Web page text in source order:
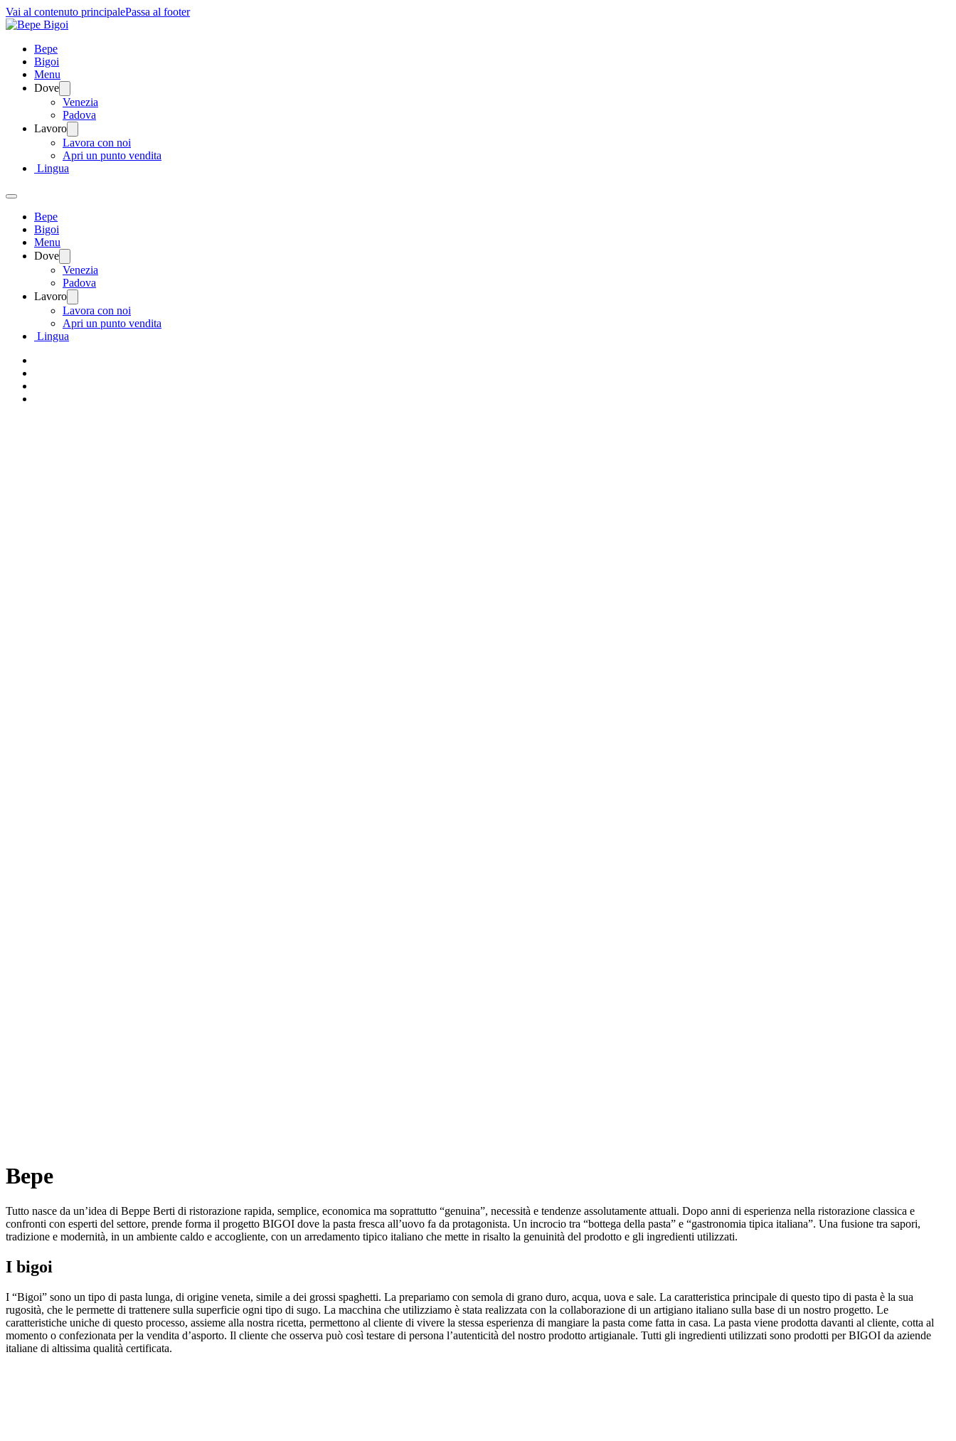
Vai al contenuto principalePassa al footer
Bepe
Bigoi
Menu
Dove
Venezia
Padova
Lavoro
Lavora con noi
Apri un punto vendita
Lingua
Bepe
Bigoi
Menu
Dove
Venezia
Padova
Lavoro
Lavora con noi
Apri un punto vendita
Lingua
Bepe
Tutto nasce da un’idea di Beppe Berti di ristorazione rapida, semplice, economica ma soprattutto “genuina”, necessità e tendenze assolutamente attuali. Dopo anni di esperienza nella ristorazione classica e
confronti con esperti del settore, prende forma il progetto BIGOI dove la pasta fresca all’uovo fa da protagonista. Un incrocio tra “bottega della pasta” e “gastronomia tipica italiana”. Una fusione tra sapori,
tradizione e modernità, in un ambiente caldo e accogliente, con un arredamento tipico italiano che mette in risalto la genuinità del prodotto e gli ingredienti utilizzati.
I bigoi
I “Bigoi” sono un tipo di pasta lunga, di origine veneta, simile a dei grossi spaghetti. La prepariamo con semola di grano duro, acqua, uova e sale. La caratteristica principale di questo tipo di pasta è la sua
rugosità, che le permette di trattenere sulla superficie ogni tipo di sugo. La macchina che utilizziamo è stata realizzata con la collaborazione di un artigiano italiano sulla base di un nostro progetto. Le
caratteristiche uniche di questo processo, assieme alla nostra ricetta, permettono al cliente di vivere la stessa esperienza di mangiare la pasta come fatta in casa. La pasta viene prodotta davanti al cliente, cotta al
momento o confezionata per la vendita d’asporto. Il cliente che osserva può così testare di persona l’autenticità del nostro prodotto artigianale. Tutti gli ingredienti utilizzati sono prodotti per BIGOI da aziende
italiane di altissima qualità certificata.